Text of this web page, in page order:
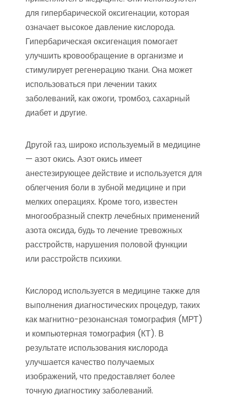
для гипербарической оксигенации, которая
означает высокое давление кислорода.
Гипербарическая оксигенация помогает
улучшить кровообращение в организме и
стимулирует регенерацию ткани. Она может
использоваться при лечении таких
заболеваний, как ожоги, тромбоз, сахарный
диабет и другие.
Другой газ, широко используемый в медицине
— азот окись. Азот окись имеет
анестезирующее действие и используется для
облегчения боли в зубной медицине и при
мелких операциях. Кроме того, известен
многообразный спектр лечебных применений
азота оксида, будь то лечение тревожных
расстройств, нарушения половой функции
или расстройств психики.
Кислород используется в медицине также для
выполнения диагностических процедур, таких
как магнитно-резонансная томография (МРТ)
и компьютерная томография (КТ). В
результате использования кислорода
улучшается качество получаемых
изображений, что предоставляет более
точную диагностику заболеваний.